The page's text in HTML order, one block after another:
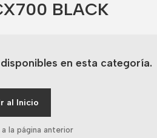
BLACK
en esta categoría.
al Inicio
la página anterior